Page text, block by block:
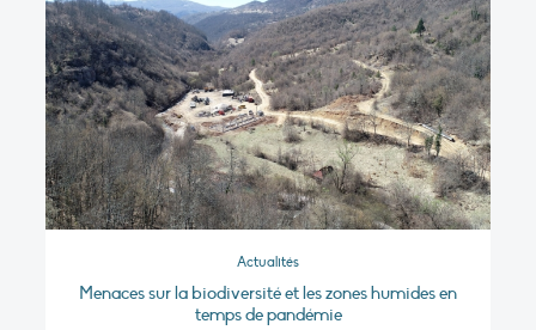
Actualités
Menaces sur la biodiversité et les zones humides en
temps de pandémie